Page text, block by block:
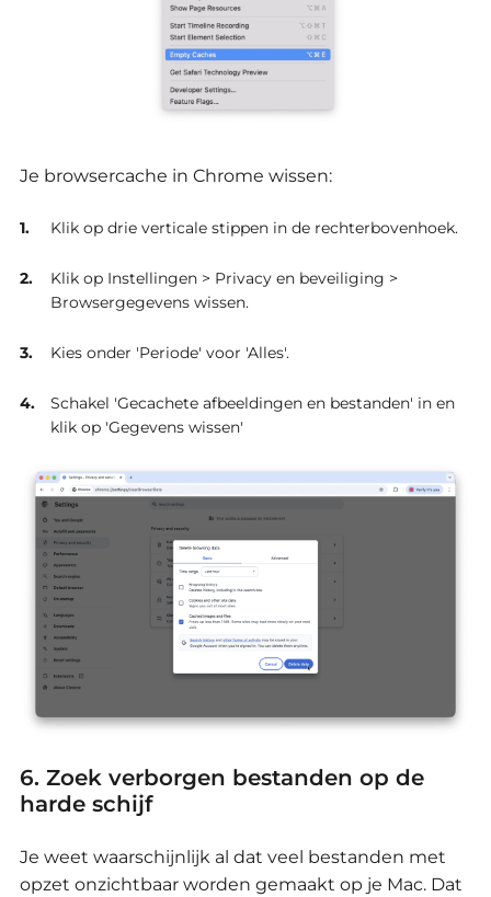
Je browsercache in Chrome wissen:
Klik op drie verticale stippen in de rechterbovenhoek.
Klik op Instellingen > Privacy en beveiliging >
Browsergegevens wissen.
Kies onder 'Periode' voor 'Alles'.
Schakel 'Gecachete afbeeldingen en bestanden' in en
klik op 'Gegevens wissen'
6. Zoek verborgen bestanden op de
harde schijf
Je weet waarschijnlijk al dat veel bestanden met
opzet onzichtbaar worden gemaakt op je Mac. Dat